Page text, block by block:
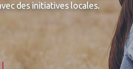
des initiatives locales.